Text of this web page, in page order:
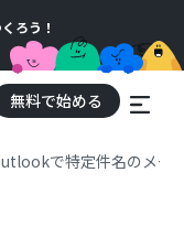
ろう！
無料で始める
で特定件名のメー